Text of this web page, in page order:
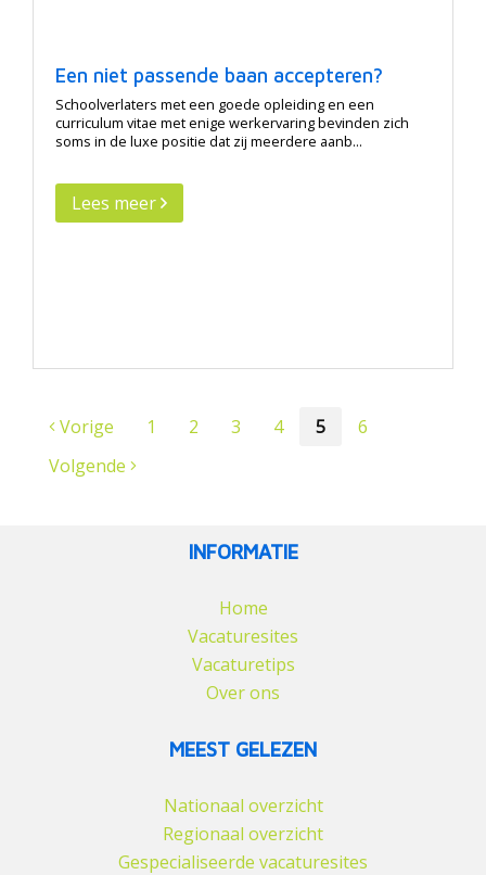
Een niet passende baan accepteren?
Schoolverlaters met een goede opleiding en een
curriculum vitae met enige werkervaring bevinden zich
soms in de luxe positie dat zij meerdere aanb...
Lees meer
Vorige 1 2 3 4 5
6
Volgende
INFORMATIE
Home
Vacaturesites
Vacaturetips
Over ons
MEEST GELEZEN
Nationaal overzicht
Regionaal overzicht
Gespecialiseerde vacaturesites